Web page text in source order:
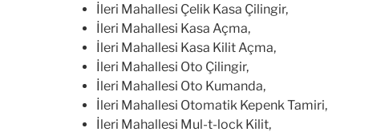
İleri Mahallesi Çelik Kasa Çilingir,
İleri Mahallesi Kasa Açma,
İleri Mahallesi Kasa Kilit Açma,
İleri Mahallesi Oto Çilingir,
İleri Mahallesi Oto Kumanda,
İleri Mahallesi Otomatik Kepenk Tamiri,
İleri Mahallesi Mul-t-lock Kilit,